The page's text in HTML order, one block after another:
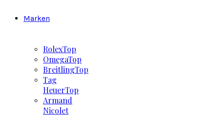
Marken
RolexTop
OmegaTop
BreitlingTop
Tag
HeuerTop
Armand
Nicolet